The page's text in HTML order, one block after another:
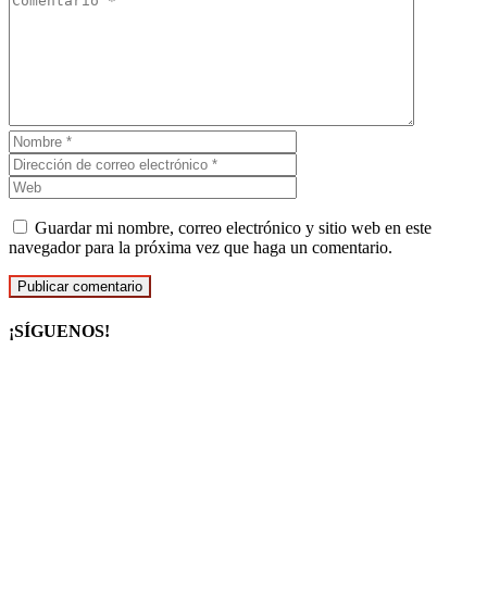
Guardar mi nombre, correo electrónico y sitio web en este
navegador para la próxima vez que haga un comentario.
¡SÍGUENOS!